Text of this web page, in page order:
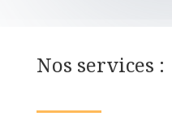
Nos services :